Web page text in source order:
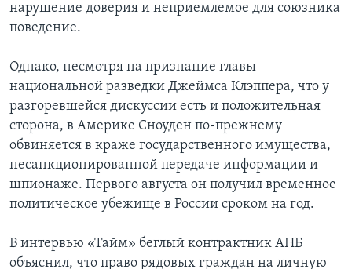
нарушение доверия и неприемлемое для союзника
поведение.
Однако, несмотря на признание главы
национальной разведки Джеймса Клэппера, что у
разгоревшейся дискуссии есть и положительная
сторона, в Америке Сноуден по-прежнему
обвиняется в краже государственного имущества,
несанкционированной передаче информации и
шпионаже. Первого августа он получил временное
политическое убежище в России сроком на год.
В интервью «Тайм» беглый контрактник АНБ
объяснил, что право рядовых граждан на личную